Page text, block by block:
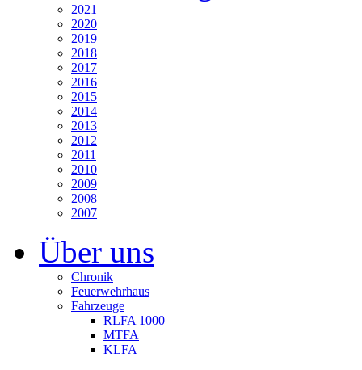
2021
2020
2019
2018
2017
2016
2015
2014
2013
2012
2011
2010
2009
2008
2007
Über uns
Chronik
Feuerwehrhaus
Fahrzeuge
RLFA 1000
MTFA
KLFA